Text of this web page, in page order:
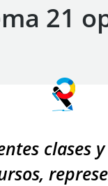
21
clases